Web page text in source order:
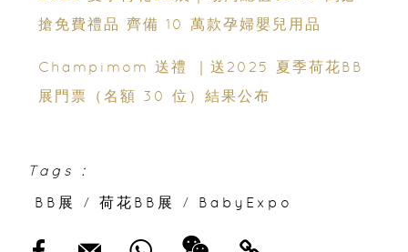
搶免費禮品 齊備 10 萬款孕婦嬰兒用品
Champimom 送禮 ｜送2025 夏季荷花BB
展門票（名額 30 位）結果公布
Tags :
BB展
/ 荷花BB展 / BabyExpo